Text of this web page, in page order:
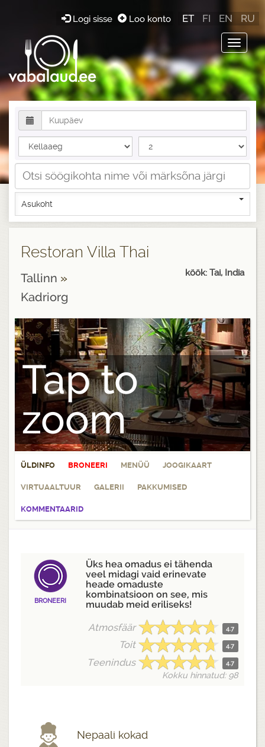
Toggle
Logi sisse Loo konto ET FI EN RU
Asukoht
Restoran Villa Thai
Tallinn »
Kadriorg
köök: Tai, India
Tap to
zoom
ÜLDINFO BRONEERI MENÜÜ JOOGIKAART
VIRTUAALTUUR GALERII PAKKUMISED
KOMMENTAARID
BRONEERI
Üks hea omadus ei tähenda
veel midagi vaid erinevate
heade omaduste
kombinatsioon on see, mis
muudab meid eriliseks!
Atmosfäär 4.7
Toit 4.7
Teenindus 4.7
Kokku hinnatud: 98
Nepaali kokad